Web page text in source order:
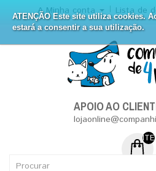
ATENÇÃO Este site utiliza cookies.
estará a consentir a sua utilização.
A Minha conta Lista de
APOIO AO